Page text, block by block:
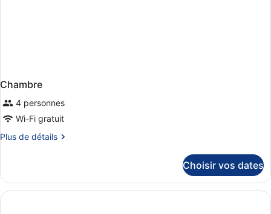
Chambre
4 personnes
Wi-Fi gratuit
Plus de détails
Plus
le
type
de
Choisir vos dates